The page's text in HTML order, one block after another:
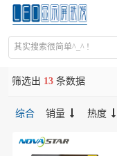
筛选出 13 条数据
综合 销量 热度